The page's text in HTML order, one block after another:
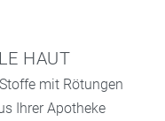
HAUT
mit Rötungen
Ihrer Apotheke